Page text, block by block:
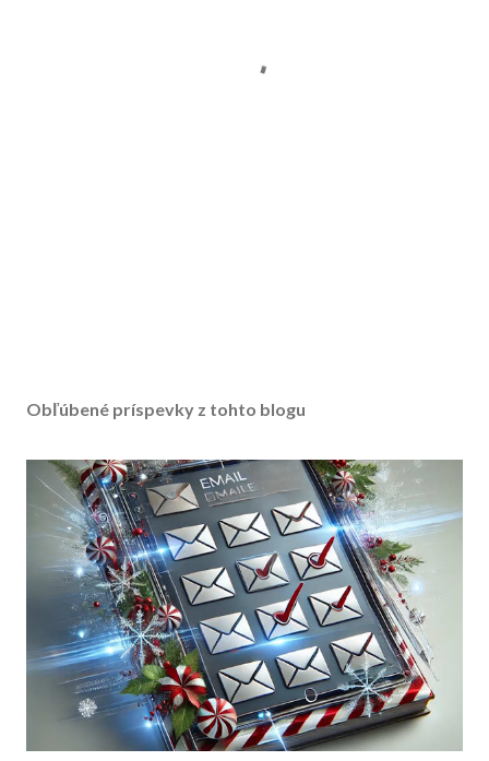
Obľúbené príspevky z tohto blogu